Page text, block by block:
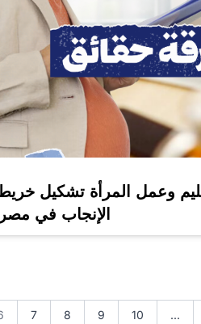
وعمل المرأة تشكيل
الإنجاب في
7 8 9 10 ...